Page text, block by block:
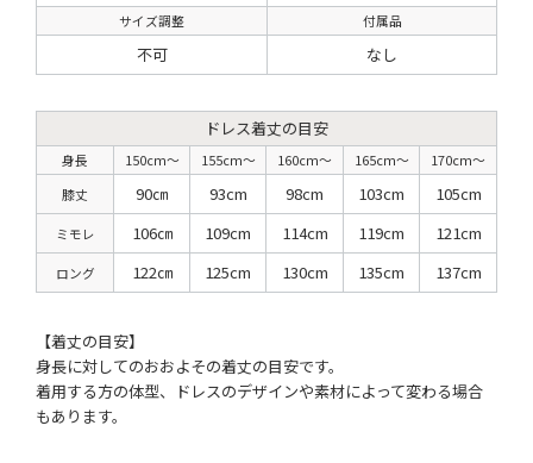
サイズ調整 付属品
不可 なし
ドレス着丈の目安
身長 150cm〜 155cm〜 160cm〜 165cm〜
170cm〜
膝丈
90㎝ 93cm 98cm 103cm 105cm
ミモレ 106㎝ 109cm 114cm 119cm 121cm
ロング 122㎝ 125cm 130cm 135cm 137cm
【着丈の目安】
身長に対してのおおよその着丈の目安です。
着用する方の体型、ドレスのデザインや素材によって変わる場合
もあります。